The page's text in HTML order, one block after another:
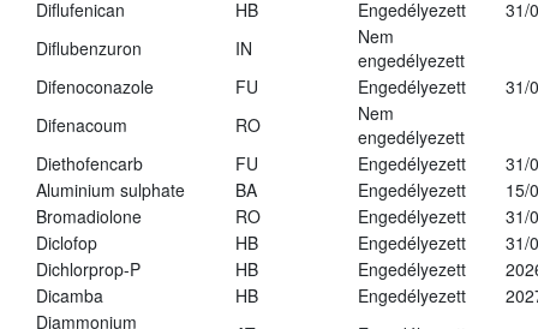
Diflufenican HB Engedélyezett
31/
Diflubenzuron
IN
Nem
engedélyezett
Difenoconazole
FU Engedélyezett
31/
Difenacoum
RO
Nem
engedélyezett
Diethofencarb
FU Engedélyezett
31/
Aluminium sulphate
BA Engedélyezett
15/
Bromadiolone
RO Engedélyezett
31/
Diclofop
HB Engedélyezett
31/
Dichlorprop-P
HB Engedélyezett
Dicamba
HB Engedélyezett
Diammonium